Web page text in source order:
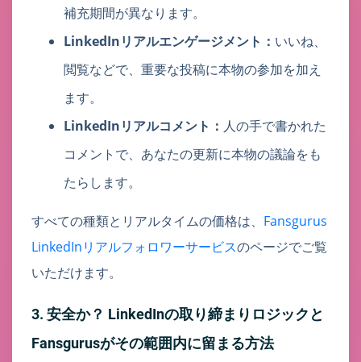
補充期間が異なります。
LinkedInリアルエンゲージメント： いいね、
閲覧などで、重要な投稿に本物の参加を加え
ます。
LinkedInリアルコメント： 人の手で書かれた
コメントで、あなたの更新に本物の議論をも
たらします。
すべての種類とリアルタイムの価格は、 Fansgurus
LinkedInリアルフォロワーサービスのページでご覧
いただけます。
3. 安全か？ LinkedInの取り締まりロジックと
Fansgurusがその範囲内に留まる方法